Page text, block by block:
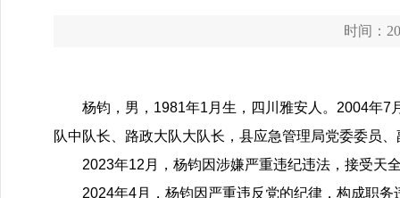
时间：
杨钧，男，1981年1月生，四川雅安人。2004年
队中队长、路政大队大队长，县应急管理局党委委员
2023年12月，杨钧因涉嫌严重违纪违法，接受天
2024年4月，杨钧因严重违反党的纪律，构成职